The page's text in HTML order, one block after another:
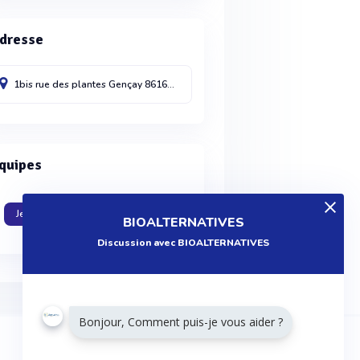
BIOALTERNATIVES
Discussion avec BIOALTERNATIVES
Bonjour, Comment puis-je vous aider ?
1bis rue des plantesGençay86160
Je travaille dans cette entreprise